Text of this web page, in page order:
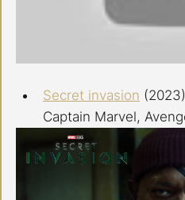
Secret invasion
Captain Marvel,